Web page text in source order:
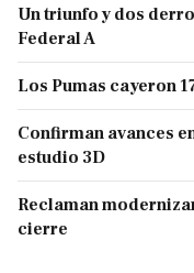
Un triunfo y dos
Federal A
Los Pumas cayeron
Confirman avances
estudio 3D
Reclaman
cierre